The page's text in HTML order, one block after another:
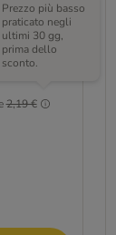
2,19 €
Prezzo più basso
praticato negli
ultimi 30 gg,
prima dello
sconto.